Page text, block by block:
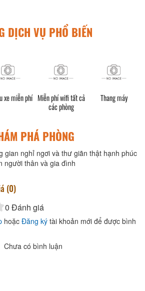
DỊCH VỤ PHỔ BIẾN
xe miễn phí Miễn phí wifi tất cả
các phòng
Thang máy
PHÁ PHÒNG
gian nghỉ ngơi và thư giãn thật hạnh phúc
người thân và gia đình
(0)
0 Đánh giá
hoặc Đăng ký tài khoản mới để được bình
Chưa có bình luận